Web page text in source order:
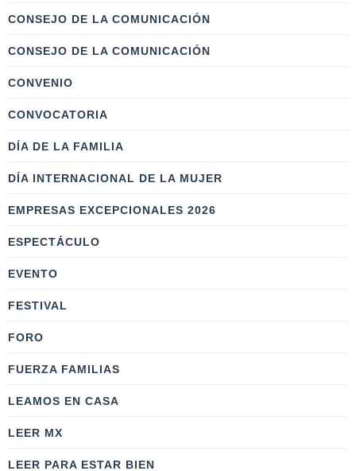
CONSEJO DE LA COMUNICACIÓN
CONSEJO DE LA COMUNICACIÓN
CONVENIO
CONVOCATORIA
DÍA DE LA FAMILIA
DÍA INTERNACIONAL DE LA MUJER
EMPRESAS EXCEPCIONALES 2026
ESPECTÁCULO
EVENTO
FESTIVAL
FORO
FUERZA FAMILIAS
LEAMOS EN CASA
LEER MX
LEER PARA ESTAR BIEN